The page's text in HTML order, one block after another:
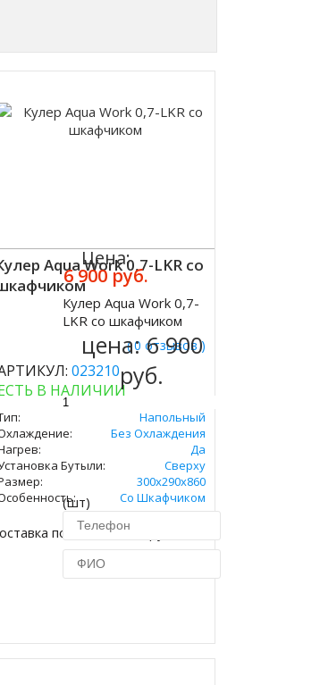
Aqua Work 0,7-LKR со
( 0 отзывов )
023210
В НАЛИЧИИ
Напольный
Без Охлаждения
Да
Бутыли:
Сверху
300х290х860
Со Шкафчиком
по Москве 450 руб.
Цена:
6 900 руб.
Кулер Aqua Work 0,7-
LKR со шкафчиком
цена:6 900
руб.
(шт)